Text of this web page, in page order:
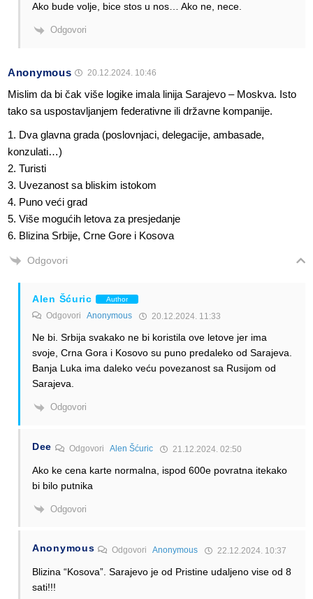
Ako bude volje, bice stos u nos… Ako ne, nece.
Odgovori
Anonymous 20.12.2024. 10:46
Mislim da bi čak više logike imala linija Sarajevo – Moskva. Isto
tako sa uspostavljanjem federativne ili državne kompanije.
1. Dva glavna grada (poslovnjaci, delegacije, ambasade,
konzulati…)
2. Turisti
3. Uvezanost sa bliskim istokom
4. Puno veći grad
5. Više mogućih letova za presjedanje
6. Blizina Srbije, Crne Gore i Kosova
Odgovori
Alen Šćuric Author
Odgovori Anonymous 20.12.2024. 11:33
Ne bi. Srbija svakako ne bi koristila ove letove jer ima
svoje, Crna Gora i Kosovo su puno predaleko od Sarajeva.
Banja Luka ima daleko veću povezanost sa Rusijom od
Sarajeva.
Odgovori
Dee OdgovoriAlen Šćuric 21.12.2024. 02:50
Ako ke cena karte normalna, ispod 600e povratna itekako
bi bilo putnika
Odgovori
Anonymous OdgovoriAnonymous 22.12.2024. 10:37
Blizina “Kosova”. Sarajevo je od Pristine udaljeno vise od 8
sati!!!